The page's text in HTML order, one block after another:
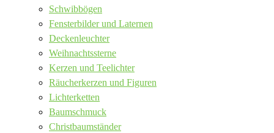
Schwibbögen
Fensterbilder und Laternen
Deckenleuchter
Weihnachtssterne
Kerzen und Teelichter
Räucherkerzen und Figuren
Lichterketten
Baumschmuck
Christbaumständer